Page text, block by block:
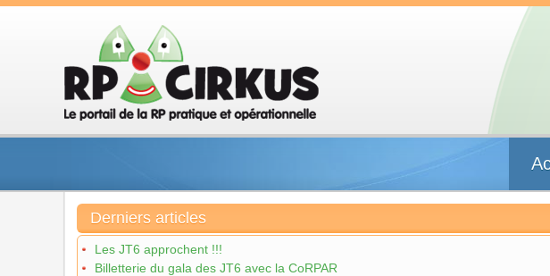
Derniers articles
Les JT6 approchent !!!
Billetterie du gala des JT6 avec la CoRPAR